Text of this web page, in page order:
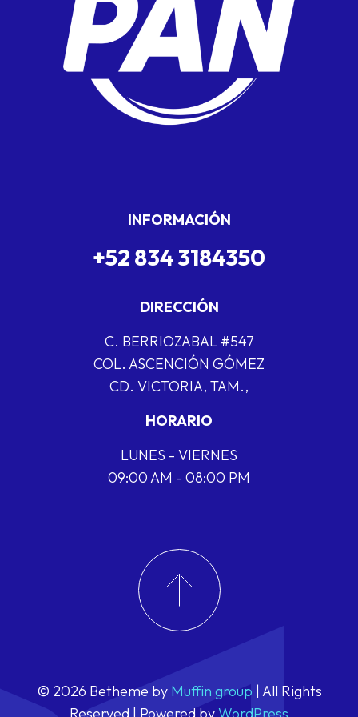
INFORMACIÓN
+52 834 3184350
DIRECCIÓN
C. BERRIOZABAL #547
COL. ASCENCIÓN GÓMEZ
CD. VICTORIA, TAM.,
HORARIO
LUNES - VIERNES
09:00 AM - 08:00 PM
© 2026 Betheme by Muffin group | All Rights